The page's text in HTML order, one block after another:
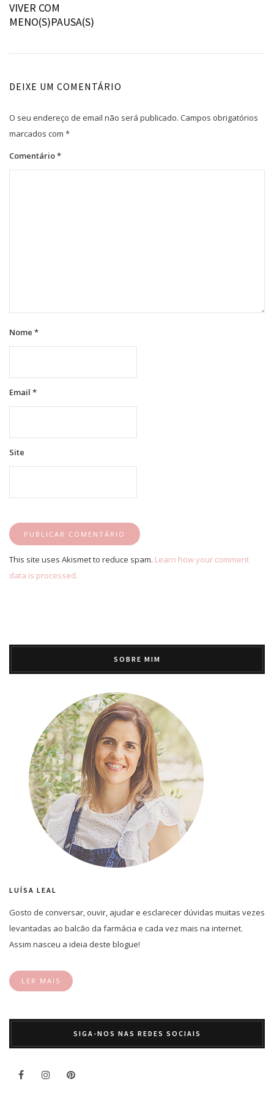
de
VIVER COM
MENO(S)PAUSA(S)
DEIXE UM COMENTÁRIO
O seu endereço de email não será publicado. Campos obrigatórios
marcados com *
Comentário*
Nome *
Email *
Site
This site uses Akismet to reduce spam. Learn how your comment
data is processed.
SOBRE MIM
LUÍSA LEAL
Gosto de conversar, ouvir, ajudar e esclarecer dúvidas muitas vezes
levantadas ao balcão da farmácia e cada vez mais na internet.
Assim nasceu a ideia deste blogue!
LER MAIS
SIGA-NOS NAS REDES SOCIAIS